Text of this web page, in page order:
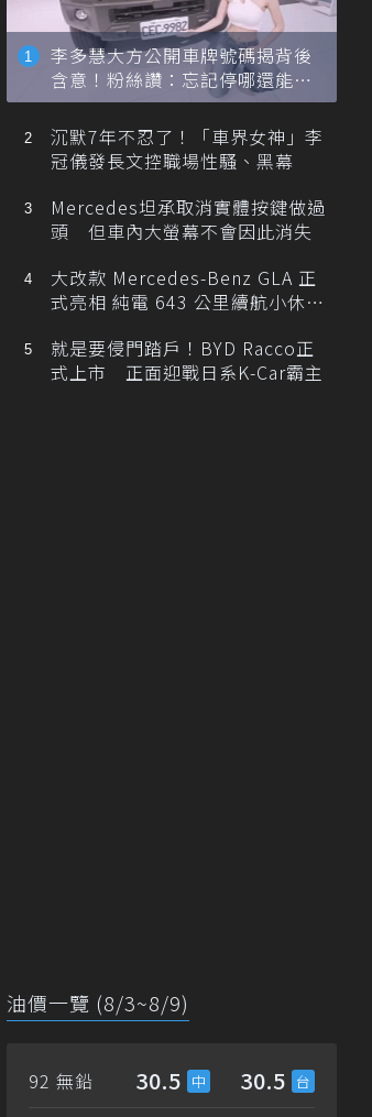
李多慧大方公開車牌號碼揭背後
含意！粉絲讚：忘記停哪還能幫
忙找車
沉默7年不忍了！「車界女神」李
冠儀發長文控職場性騷、黑幕
Mercedes坦承取消實體按鍵做過
頭 但車內大螢幕不會因此消失
大改款 Mercedes-Benz GLA 正
式亮相 純電 643 公里續航小休
就是要侵門踏戶！BYD Racco正
式上市 正面迎戰日系K-Car霸主
油價一覽 (8/3~8/9)
92 無鉛 30.5 30.5